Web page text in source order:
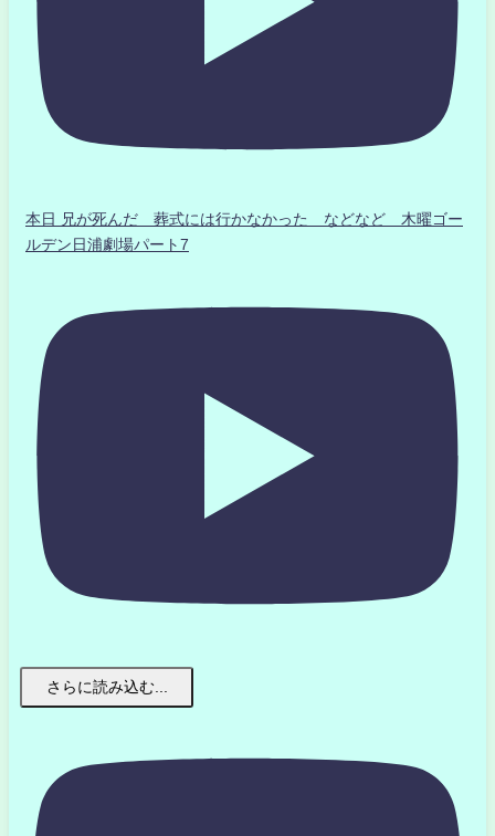
本日 兄が死んだ 葬式には行かなかった などなど 木曜ゴー
ルデン日浦劇場パート7
さらに読み込む...